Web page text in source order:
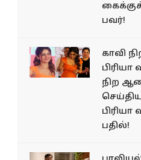
பவர்!
காவி
பிரியா
நிற
பதில்!